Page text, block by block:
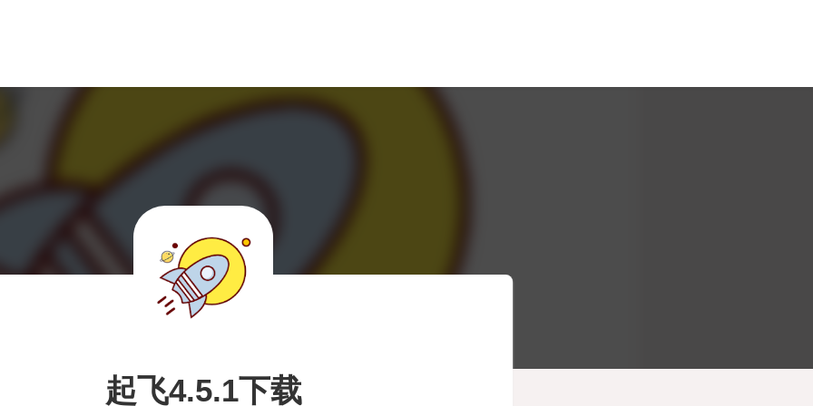
起飞4.5.1下载